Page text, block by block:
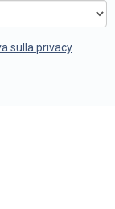
sulla privacy